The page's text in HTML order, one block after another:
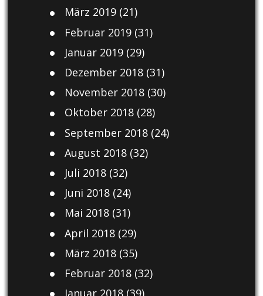
März 2019(21)
Februar 2019(31)
Januar 2019(29)
Dezember 2018(31)
November 2018(30)
Oktober 2018(28)
September 2018(24)
August 2018(32)
Juli 2018(32)
Juni 2018(24)
Mai 2018(31)
April 2018(29)
März 2018(35)
Februar 2018(32)
Januar 2018(39)